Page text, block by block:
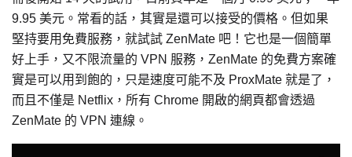
9.95 美元。常看的話，其實是還可以接受的價格。但如果
堅持要用免費服務，就試試 ZenMate 吧！它也是一個簡單
好上手，又不限流量的 VPN 服務，ZenMate 的免費方案確
實是可以用到飽的，只是速度可能不及 ProxMate 就是了，
而且不僅是 Netflix，所有 Chrome 開啟的網頁都會透過
ZenMate 的 VPN 連線。